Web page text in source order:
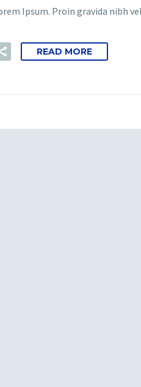
Ipsum. Proin gravida nibh
READ MORE